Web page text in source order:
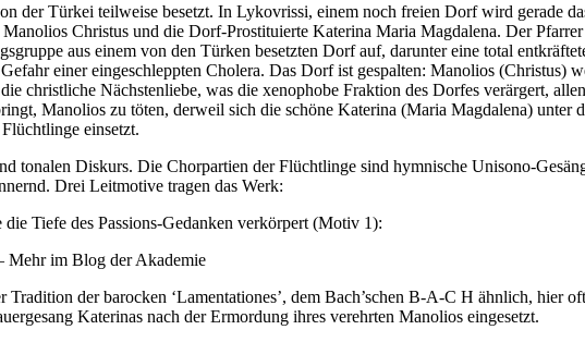
der Türkei teilweise besetzt. In Lykovrissi, einem noch freien Dorf wird gerade
Christus und die Dorf-Prostituierte Katerina Maria Magdalena. Der
aus einem von den Türken besetzten Dorf auf, darunter eine total
einer eingeschleppten Cholera. Das Dorf ist gespalten: Manolios (Christus)
christliche Nächstenliebe, was die xenophobe Fraktion des Dorfes verärgert,
Manolios zu töten, derweil sich die schöne Katerina (Maria Magdalena) unter
einsetzt.
tonalen Diskurs. Die Chorpartien der Flüchtlinge sind hymnische Unisono-
Drei Leitmotive tragen das Werk:
Tiefe des Passions-Gedanken verkörpert (Motiv 1):
der barocken ‘Lamentationes’, dem Bach’schen B-A-C H ähnlich, hier
Katerinas nach der Ermordung ihres verehrten Manolios eingesetzt.